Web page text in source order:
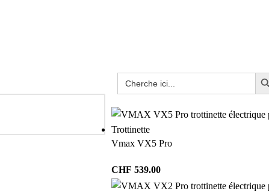
Trottinette
Vmax VX5 Pro
CHF 539.00